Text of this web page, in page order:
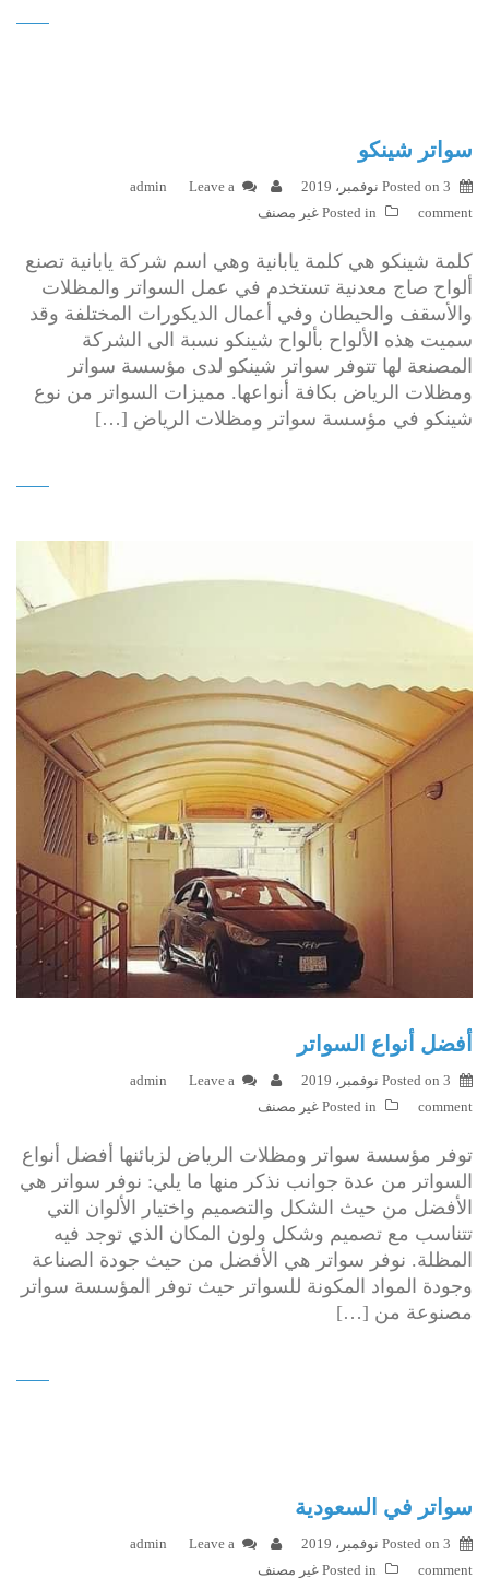
سواتر شينكو
Posted on 3 نوفمبر، 2019 admin
Leave a
comment
Posted in غير مصنف
كلمة شينكو هي كلمة يابانية وهي اسم شركة يابانية تصنع
ألواح صاج معدنية تستخدم في عمل السواتر والمظلات
والأسقف والحيطان وفي أعمال الديكورات المختلفة وقد
سميت هذه الألواح بألواح شينكو نسبة الى الشركة
المصنعة لها تتوفر سواتر شينكو لدى مؤسسة سواتر
ومظلات الرياض بكافة أنواعها. مميزات السواتر من نوع
شينكو في مؤسسة سواتر ومظلات الرياض […]
أفضل أنواع السواتر
Posted on 3 نوفمبر، 2019 admin
Leave a
comment
Posted in غير مصنف
توفر مؤسسة سواتر ومظلات الرياض لزبائنها أفضل أنواع
السواتر من عدة جوانب نذكر منها ما يلي: نوفر سواتر هي
الأفضل من حيث الشكل والتصميم واختيار الألوان التي
تتناسب مع تصميم وشكل ولون المكان الذي توجد فيه
المظلة. نوفر سواتر هي الأفضل من حيث جودة الصناعة
وجودة المواد المكونة للسواتر حيث توفر المؤسسة سواتر
مصنوعة من […]
سواتر في السعودية
Posted on 3 نوفمبر، 2019 admin
Leave a
comment
Posted in غير مصنف